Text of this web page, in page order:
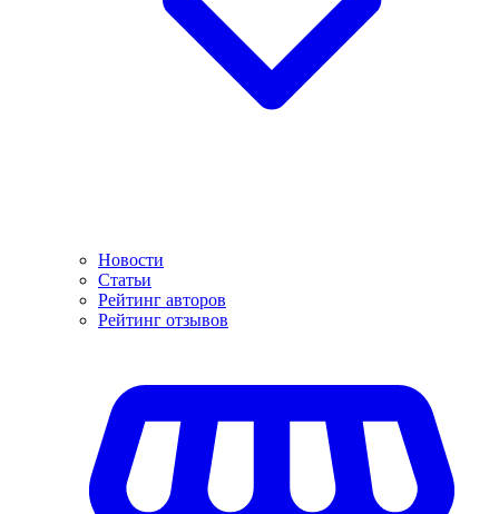
Новости
Статьи
Рейтинг авторов
Рейтинг отзывов